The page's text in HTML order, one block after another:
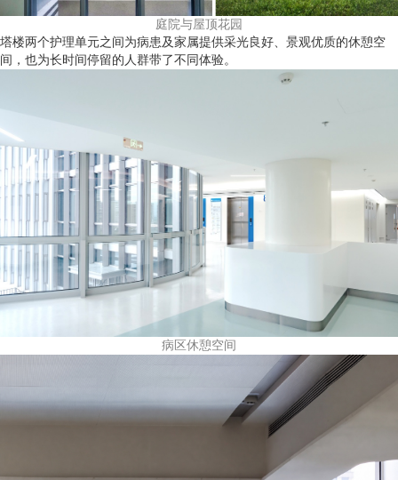
庭院与屋顶花园
塔楼两个护理单元之间为病患及家属提供采光良好、景观优质的休憩空
间，也为长时间停留的人群带了不同体验。
病区休憩空间